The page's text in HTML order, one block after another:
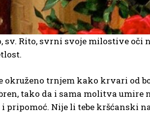
sv. Rito, svrni svoje milostive
okruženo trnjem kako krvari od
tako da i sama molitva
i pripomoć. Nije li tebe kršćanski